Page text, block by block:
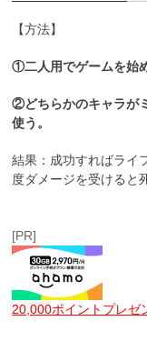
【方法】
①二人用でゲームを始
②どちらかのキャラが
使う。
結果：成功すればライ
度ダメージを受けると
[PR]
20,000ポイントプレゼ